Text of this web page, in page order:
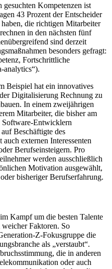
Kompetenzen ist
43 Prozent der Entscheider
die richtigen Mitarbeiter
in den nächsten fünf
sind derzeit
besonders gefragt:
Fortschrittliche
analytics“).
Beispiel hat ein innovatives
Digitalisierung Rechnung zu
In einem zweijährigen
Mitarbeiter, die bisher am
Software-Entwicklern
Beschäftigte des
externen Interessenten
Berufseinsteigern. Pro
werden ausschließlich
Motivation ausgewählt,
bisheriger Berufserfahrung.
Kampf um die besten Talente
Faktoren. So
Z-Fokusgruppe die
als „verstaubt“.
die in anderen
oder auch